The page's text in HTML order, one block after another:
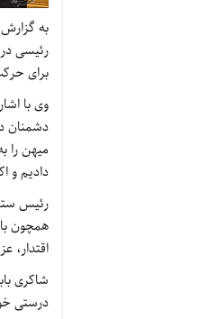
به گزارش
رئیسی
برای
وی با
دشمنان
دادیم و
رئیس
همچون
اقتدار،
شاکری
درستی